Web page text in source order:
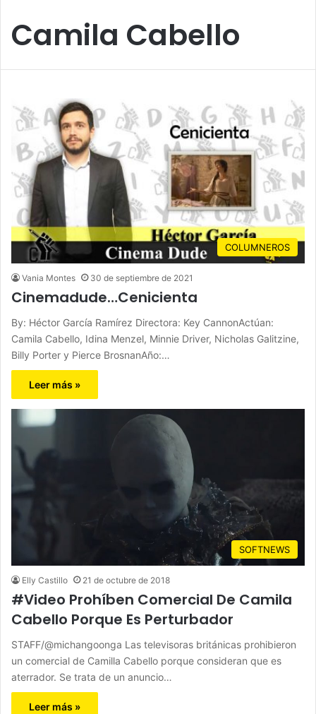
Camila Cabello
COLUMNEROS
Vania Montes 30 de septiembre de 2021
Cinemadude…Cenicienta
By: Héctor García Ramírez Directora: Key CannonActúan:
Camila Cabello, Idina Menzel, Minnie Driver, Nicholas Galitzine,
Billy Porter y Pierce BrosnanAño:…
Leer más »
SOFTNEWS
Elly Castillo 21 de octubre de 2018
#Video Prohíben Comercial De Camila
Cabello Porque Es Perturbador
STAFF/@michangoonga Las televisoras británicas prohibieron
un comercial de Camilla Cabello porque consideran que es
aterrador. Se trata de un anuncio…
Leer más »